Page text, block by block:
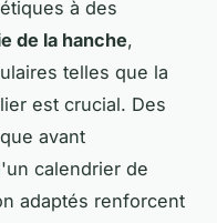
à des
de la hanche,
telles que la
est crucial. Des
avant
calendrier de
adaptés renforcent